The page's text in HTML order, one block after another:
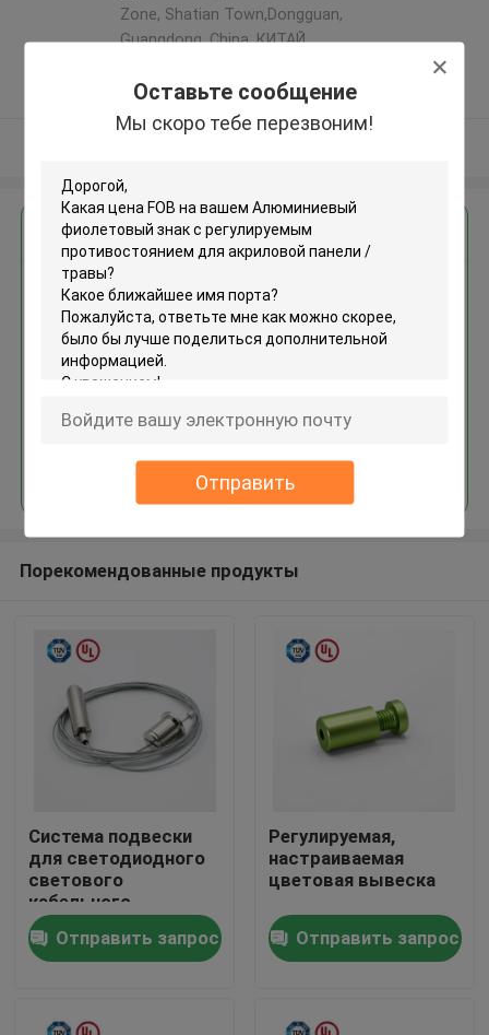
Оставьте сообщение
Мы скоро тебе перезвоним!
Отправить
Дом
Продукты
Ролики
Zone, Shatian Town,Dongguan,
Guangdong, China ,КИТАЙ
Подтверженный
поставщик
Получить лучшую цену для
Алюминиевый фиолетовый
знак с регулируемым
противостоянием для
Продолжать
Порекомендованные продукты
Система подвески
для светодиодного
светового
кабельного
захватчика с
мужским винтом
Отправить запрос
Регулируемая,
настраиваемая
цветовая вывеска
Отправить запрос